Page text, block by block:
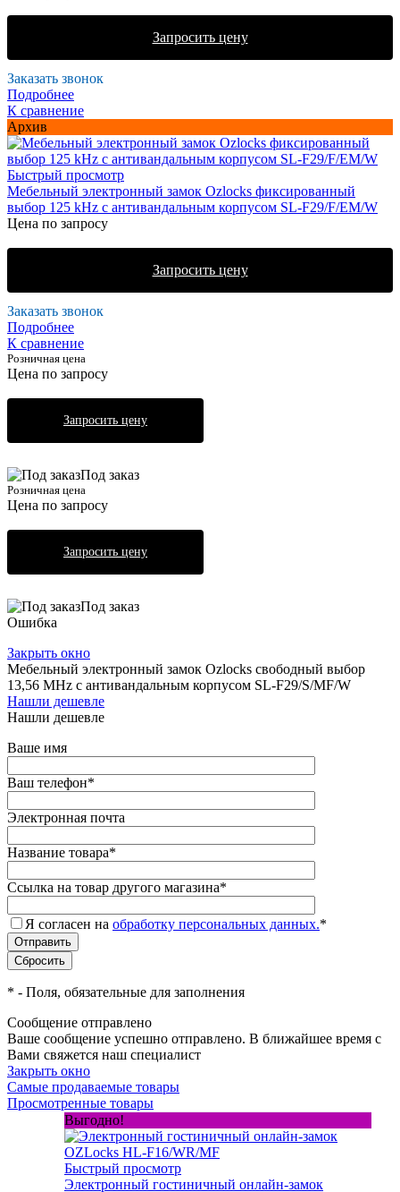
Запросить цену
Заказать звонок
Подробнее
К сравнение
Архив
Быстрый просмотр
Мебельный электронный замок Ozlocks фиксированный
выбор 125 kHz с антивандальным корпусом SL-F29/F/EM/W
Цена по запросу
Запросить цену
Заказать звонок
Подробнее
К сравнение
Розничная цена
Цена по запросу
Запросить цену
Под заказ
Розничная цена
Цена по запросу
Запросить цену
Под заказ
Ошибка
Закрыть окно
Мебельный электронный замок Ozlocks свободный выбор
13,56 MHz с антивандальным корпусом SL-F29/S/MF/W
Нашли дешевле
Нашли дешевле
Ваше имя
Ваш телефон*
Электронная почта
Название товара*
Ссылка на товар другого магазина*
Я согласен на обработку персональных данных.*
* - Поля, обязательные для заполнения
Сообщение отправлено
Ваше сообщение успешно отправлено. В ближайшее время с
Вами свяжется наш специалист
Закрыть окно
Самые продаваемые товары
Просмотренные товары
Выгодно!
Быстрый просмотр
Электронный гостиничный онлайн-замок